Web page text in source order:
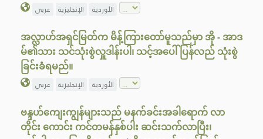
عربي الإنجليزية الأوردية
အလ္လာဟ်အရှင်မြတ်က မိန့်ကြားတော်မူသည်မှာ အို - အာဒ
မ်၏သား သင်သုံးစွဲလှူဒါန်းပါ၊ သင့်အပေါ်ပြန်လည် သုံးစွဲ
ခြင်းခံရမည်။
عربي الإنجليزية الأوردية
ဗန္ဒဟ်ကျေးကျွန်များသည် မနက်ခင်းအခါရောက် လာ
တိုင်း ကောင်း ကင်တမန်နှစ်ပါး ဆင်းသက်လာပြီး၊